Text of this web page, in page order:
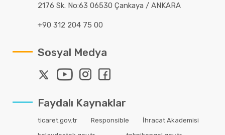
2176 Sk. No:63 06530 Çankaya / ANKARA
+90 312 204 75 00
Sosyal Medya
Faydalı Kaynaklar
ticaret.gov.tr Responsible
İhracat Akademisi